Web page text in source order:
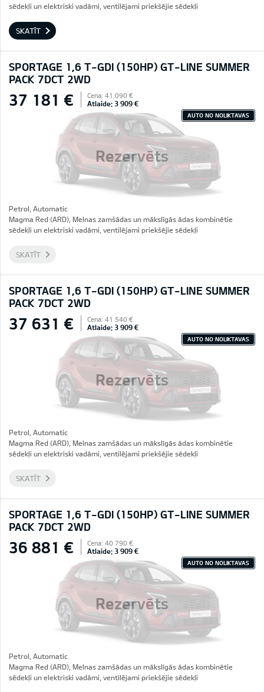
sēdekļi un elektriski vadāmi, ventilējami priekšējie sēdekļi
SKATĪT
SPORTAGE 1,6 T-GDI (150HP) GT-LINE SUMMER
PACK 7DCT 2WD
Rezervēts
37 181 € Cena: 41 090 €
Atlaide: 3 909 €
AUTO NO NOLIKTAVAS
Petrol, Automatic
Magma Red (ARD), Melnas zamšādas un mākslīgās ādas kombinētie
sēdekļi un elektriski vadāmi, ventilējami priekšējie sēdekļi
SKATĪT
SPORTAGE 1,6 T-GDI (150HP) GT-LINE SUMMER
PACK 7DCT 2WD
Rezervēts
37 631 € Cena: 41 540 €
Atlaide: 3 909 €
AUTO NO NOLIKTAVAS
Petrol, Automatic
Magma Red (ARD), Melnas zamšādas un mākslīgās ādas kombinētie
sēdekļi un elektriski vadāmi, ventilējami priekšējie sēdekļi
SKATĪT
SPORTAGE 1,6 T-GDI (150HP) GT-LINE SUMMER
PACK 7DCT 2WD
Rezervēts
36 881 € Cena: 40 790 €
Atlaide: 3 909 €
AUTO NO NOLIKTAVAS
Petrol, Automatic
Magma Red (ARD), Melnas zamšādas un mākslīgās ādas kombinētie
sēdekļi un elektriski vadāmi, ventilējami priekšējie sēdekļi